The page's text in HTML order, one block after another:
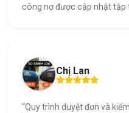
công nợ được cập nhật tập
Chị Lan
“Quy trình duyệt đơn và